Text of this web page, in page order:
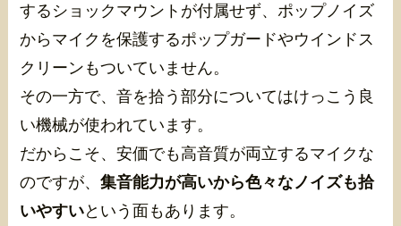
するショックマウントが付属せず、ポップノイズ
からマイクを保護するポップガードやウインドス
クリーンもついていません。
その一方で、音を拾う部分についてはけっこう良
い機械が使われています。
だからこそ、安価でも高音質が両立するマイクな
のですが、集音能力が高いから色々なノイズも拾
いやすいという面もあります。